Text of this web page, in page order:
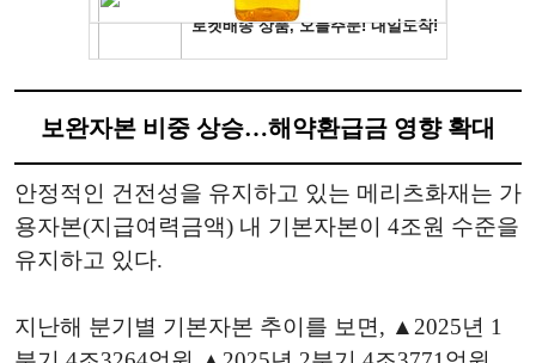
보완자본 비중 상승…해약환급금 영향 확대
안정적인 건전성을 유지하고 있는 메리츠화재는 가
용자본(지급여력금액) 내 기본자본이 4조원 수준을
유지하고 있다.
지난해 분기별 기본자본 추이를 보면, ▲2025년 1